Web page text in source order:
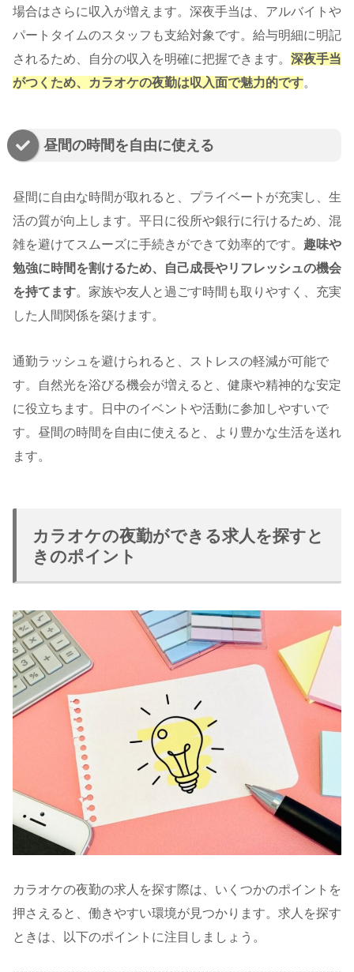
場合はさらに収入が増えます。深夜手当は、アルバイトや
パートタイムのスタッフも支給対象です。給与明細に明記
されるため、自分の収入を明確に把握できます。 深夜手当
がつくため、カラオケの夜勤は収入面で魅力的です。
昼間の時間を自由に使える
昼間に自由な時間が取れると、プライベートが充実し、生
活の質が向上します。平日に役所や銀行に行けるため、混
雑を避けてスムーズに手続きができて効率的です。 趣味や
勉強に時間を割けるため、自己成長やリフレッシュの機会
を持てます。家族や友人と過ごす時間も取りやすく、充実
した人間関係を築けます。
通勤ラッシュを避けられると、ストレスの軽減が可能で
す。自然光を浴びる機会が増えると、健康や精神的な安定
に役立ちます。日中のイベントや活動に参加しやすいで
す。昼間の時間を自由に使えると、より豊かな生活を送れ
ます。
カラオケの夜勤ができる求人を探すと
きのポイント
カラオケの夜勤の求人を探す際は、いくつかのポイントを
押さえると、働きやすい環境が見つかります。求人を探す
ときは、以下のポイントに注目しましょう。